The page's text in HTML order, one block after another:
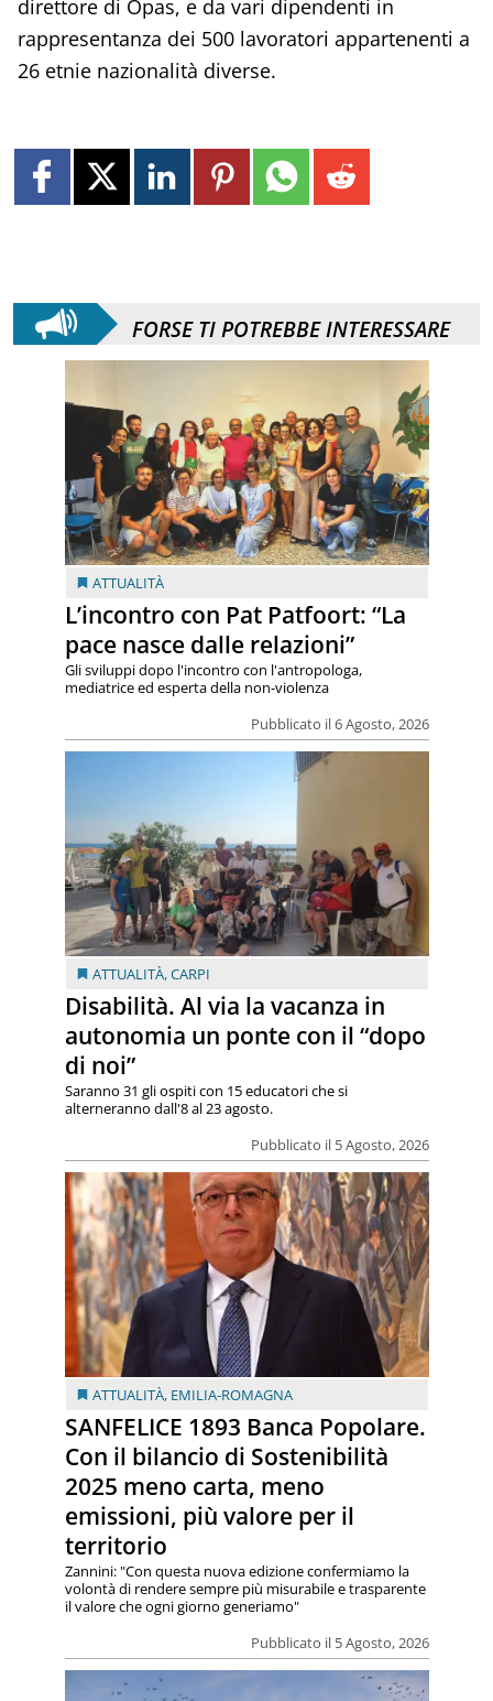
direttore di Opas, e da vari dipendenti in
rappresentanza dei 500 lavoratori appartenenti a
26 etnie nazionalità diverse.
FORSE TI POTREBBE INTERESSARE
ATTUALITÀ
L’incontro con Pat Patfoort: “La
pace nasce dalle relazioni”
Pubblicato il 6 Agosto, 2026
Gli sviluppi dopo l'incontro con l'antropologa,
mediatrice ed esperta della non-violenza
ATTUALITÀ,CARPI
Disabilità. Al via la vacanza in
autonomia un ponte con il “dopo
di noi”
Pubblicato il 5 Agosto, 2026
Saranno 31 gli ospiti con 15 educatori che si
alterneranno dall'8 al 23 agosto.
ATTUALITÀ, EMILIA-ROMAGNA
SANFELICE 1893 Banca Popolare.
Con il bilancio di Sostenibilità
2025 meno carta, meno
emissioni, più valore per il
territorio
Pubblicato il 5 Agosto, 2026
Zannini: "Con questa nuova edizione confermiamo la
volontà di rendere sempre più misurabile e trasparente
il valore che ogni giorno generiamo"